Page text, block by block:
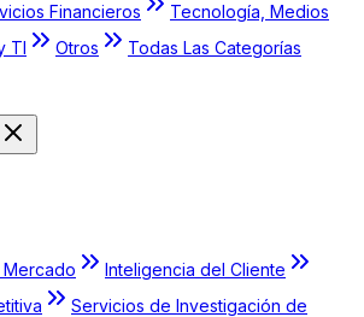
Financieros
Tecnología, Medios
TI
Otros Todas Las Categorías
Inteligencia del Cliente
Servicios de Investigación de